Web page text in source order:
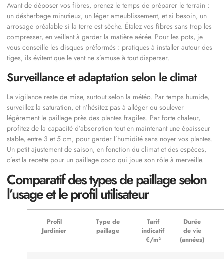
Avant de déposer vos fibres, prenez le temps de préparer le terrain :
un désherbage minutieux, un léger ameublissement, et si besoin, un
arrosage préalable si la terre est sèche. Étalez vos fibres sans trop les
compresser, en veillant à garder la matière aérée. Pour les pots, je
vous conseille les disques préformés : pratiques à installer autour des
tiges, ils évitent que le vent ne s’amuse à tout disperser.
Surveillance et adaptation selon le climat
La vigilance reste de mise, surtout selon la météo. Par temps humide,
surveillez la saturation, et n’hésitez pas à alléger ou soulever
légèrement le paillage près des plantes fragiles. Par forte chaleur,
profitez de la capacité d’absorption tout en maintenant une épaisseur
stable, entre 3 et 5 cm, pour garder l’humidité sans noyer vos plantes.
Un petit ajustement de saison, en fonction du climat et des espèces,
c’est la recette pour un paillage coco qui joue son rôle à merveille.
Comparatif des types de paillage selon
l’usage et le profil utilisateur
Profil
Jardinier
Type de
paillage
Tarif
indicatif
€/m²
Durée
de vie
(années)